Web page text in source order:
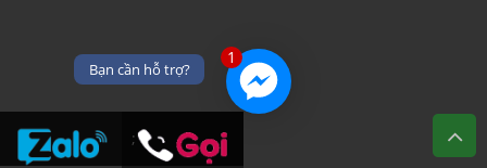
1
Bạn cần hỗ trợ?
;